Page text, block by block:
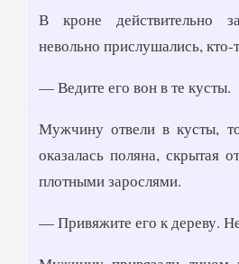
В кроне действительно
невольно прислушались, кто-
— Ведите его вон в те кусты.
Мужчину отвели в кусты,
оказалась поляна, скрытая
плотными зарослями.
— Привяжите его к дереву.